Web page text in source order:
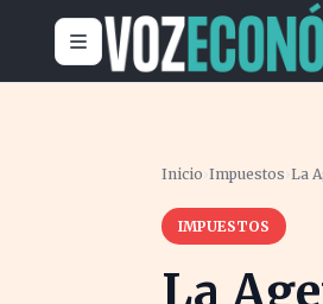
Inicio ›Impuestos ›La
IMPUESTOS
La